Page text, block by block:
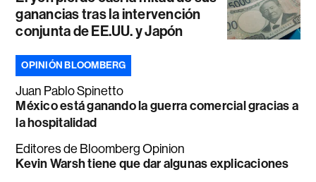
ganancias tras la intervención
conjunta de EE.UU. y Japón
OPINIÓN BLOOMBERG
Juan Pablo Spinetto
México está ganando la guerra comercial gracias a
la hospitalidad
Editores de Bloomberg Opinion
Kevin Warsh tiene que dar algunas explicaciones